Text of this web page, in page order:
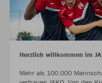
Herzlich willkommen im
Mehr als 100.000